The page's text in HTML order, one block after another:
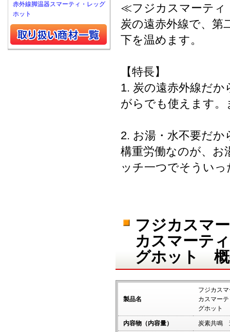
≪フジカスマーテ
炭の遠赤外線で、第
下を温めます。
【特長】
1. 炭の遠赤外線だ
がらでも使えます
2. お湯・水不要だ
構重労働なのが、お
ッチ一つでそうい
フジカスマ
カスマーテ
グホット
製品名
フジカス
カスマー
グホット
内容物（内容量） 炭素共鳴
赤外線脚温器スマーティ・レッグ
ホット